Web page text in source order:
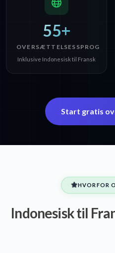
55+
OVERSÆTTELSESSPROG
Inklusive Indonesisk til Fransk
Start gratis
HVORFOR
Indonesisk til